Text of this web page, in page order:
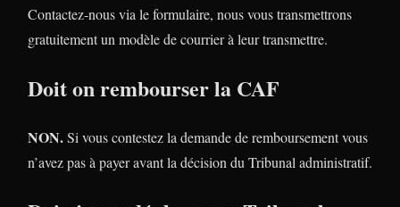
Contactez-nous via le formulaire, nous vous transmettrons
gratuitement un modèle de courrier à leur transmettre.
Doit on rembourser la CAF
NON.Si vous contestez la demande de remboursement vous
n’avez pas à payer avant la décision du Tribunal administratif.